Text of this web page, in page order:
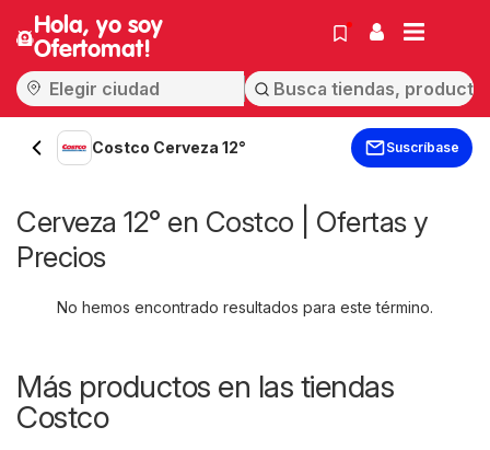
Hola, yo soy
Ofertomat!
Costco Cerveza 12° Suscríbase
Cerveza 12° en Costco | Ofertas y
Precios
No hemos encontrado resultados para este término.
Más productos en las tiendas
Costco